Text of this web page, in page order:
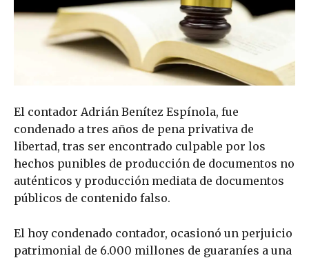
El contador Adrián Benítez Espínola, fue
condenado a tres años de pena privativa de
libertad, tras ser encontrado culpable por los
hechos punibles de producción de documentos no
auténticos y producción mediata de documentos
públicos de contenido falso.
El hoy condenado contador, ocasionó un perjuicio
patrimonial de 6.000 millones de guaraníes a una